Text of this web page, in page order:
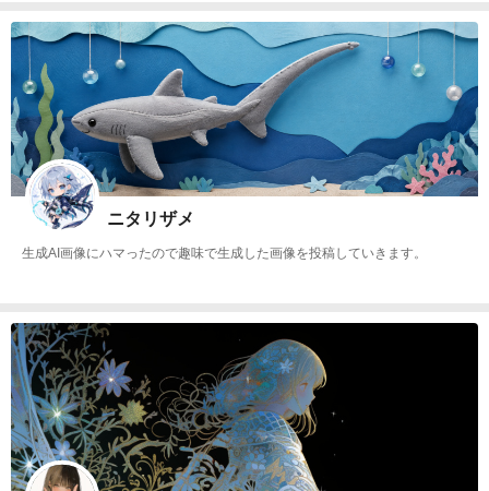
ニタリザメ
生成AI画像にハマったので趣味で生成した画像を投稿していきます。